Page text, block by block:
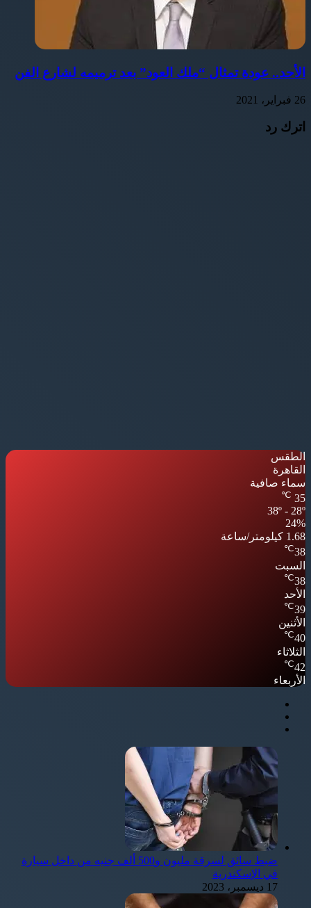
الأحد.. عودة تمثال “ملك العود” بعد ترميمه لشارع الفن
26 فبراير، 2021
اترك رد
الطقس
القاهرة
سماء صافية
35
℃
38º - 28º
24%
1.68 كيلومتر/ساعة
38
℃
السبت
38
℃
الأحد
39
℃
الأثنين
40
℃
الثلاثاء
42
℃
الأربعاء
ضبط سائق لسرقة مليون و500 ألف جنيه من داخل سيارة
في الإسكندرية
17 ديسمبر، 2023